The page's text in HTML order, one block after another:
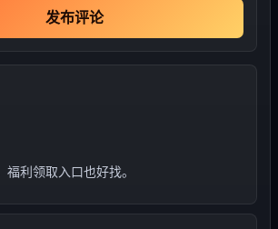
发布评论
利领取入口也好找。